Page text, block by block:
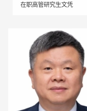
在职高管研究生文凭